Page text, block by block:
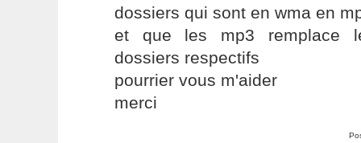
dossiers qui sont en wma en
et que les mp3 remplace
dossiers respectifs
pourrier vous m'aider
merci